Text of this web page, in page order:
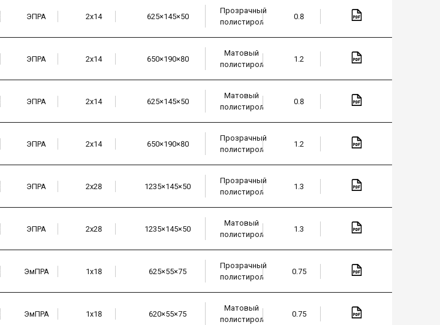
ЭПРА 2х14 625×145×50
Прозрачный
полистирол
0.8
ЭПРА 2х14 650×190×80
Матовый
полистирол
1.2
ЭПРА 2х14 625×145×50
Матовый
полистирол
0.8
ЭПРА 2х14 650×190×80
Прозрачный
полистирол
1.2
ЭПРА 2х28 1235×145×50
Прозрачный
полистирол
1.3
ЭПРА 2х28 1235×145×50
Матовый
полистирол
1.3
ЭмПРА 1х18 625×55×75
Прозрачный
полистирол
0.75
ЭмПРА 1х18 620×55×75
Матовый
полистирол
0.75